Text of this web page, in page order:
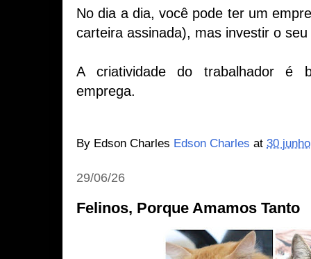
No dia a dia, você pode ter um
carteira assinada), mas investir o
A criatividade do trabalhador é
emprega.
By Edson Charles Edson Charles at 30 junho
29/06/26
Felinos, Porque Amamos Tanto